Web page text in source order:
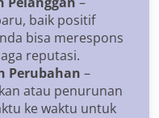
baik positif
bisa merespons
reputasi.
Perubahan –
atau penurunan
ke waktu untuk